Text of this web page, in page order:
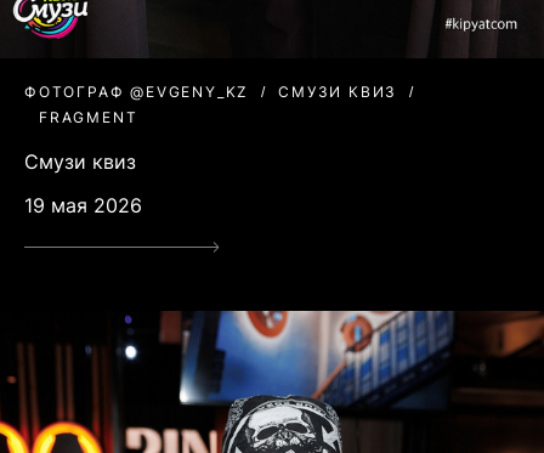
ФОТОГРАФ @EVGENY_KZ
СМУЗИ КВИЗ
FRAGMENT
Смузи квиз
19 мая 2026